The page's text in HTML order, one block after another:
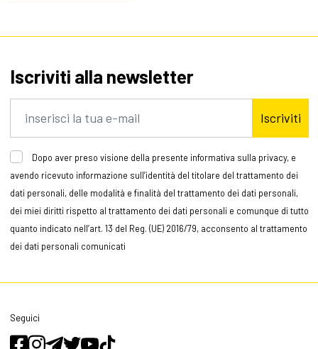
Iscriviti alla newsletter
Iscriviti
Dopo aver preso visione della presente informativa sulla privacy, e
avendo ricevuto informazione sull’identità del titolare del trattamento dei
dati personali, delle modalità e finalità del trattamento dei dati personali,
dei miei diritti rispetto al trattamento dei dati personali e comunque di tutto
quanto indicato nell’art. 13 del Reg. (UE) 2016/79, acconsento al trattamento
dei dati personali comunicati
Seguici